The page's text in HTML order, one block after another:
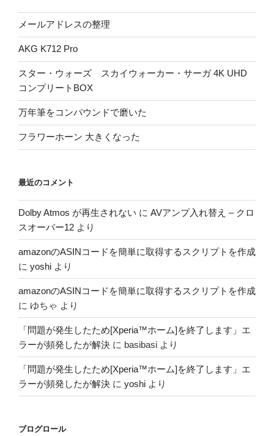
メールアドレスの整理
AKG K712 Pro
スター・ウォーズ スカイウォーカー・サーガ 4K UHD
コンプリートBOX
万年筆をコンパウンドで磨いた
フラワーホーン 大きくなった
最近のコメント
Dolby Atmos が再生されない に AVアンプ入れ替え – クロ
スオーバー12 より
amazonのASINコードを簡単に取得するスクリプトを作成
に yoshi より
amazonのASINコードを簡単に取得するスクリプトを作成
に ゆちゃ より
「問題が発生したため[Xperia™ホーム]を終了します」エ
ラーが頻発したが解決 に basibasi より
「問題が発生したため[Xperia™ホーム]を終了します」エ
ラーが頻発したが解決 に yoshi より
ブログロール